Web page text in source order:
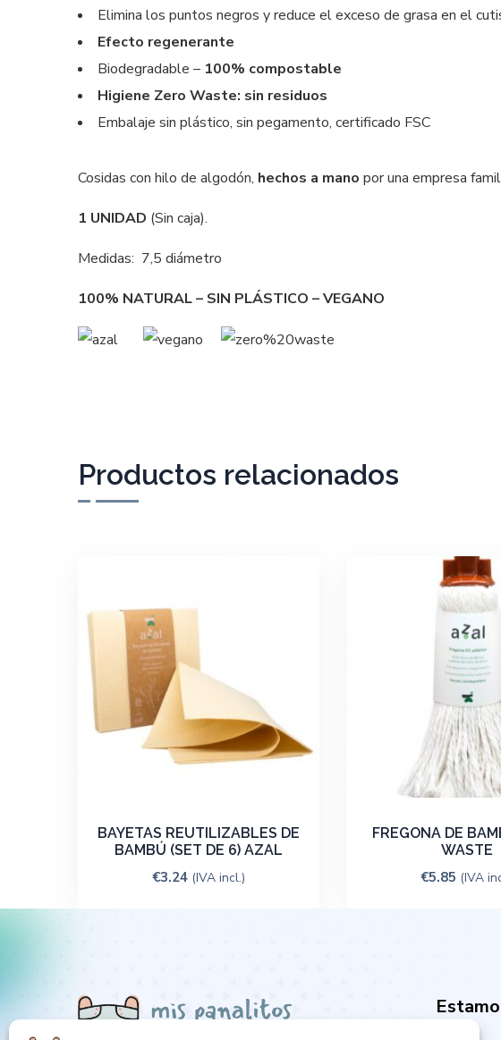
Elimina los puntos negros y reduce el exceso de grasa en el
Efecto regenerante
Biodegradable – 100% compostable
Higiene Zero Waste: sin residuos
Embalaje sin plástico, sin pegamento, certificado FSC
Cosidas con hilo de algodón, hechos a mano por una empresa
1 UNIDAD (Sin caja).
Medidas: 7,5 diámetro
100% NATURAL – SIN PLÁSTICO – VEGANO
Productos relacionados
BAYETAS REUTILIZABLES DE
BAMBÚ (SET DE 6) AZAL
€3.24 (IVA incl.)
FREGONA DE
WASTE
€5.85 (IVA